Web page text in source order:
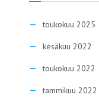
toukokuu 2025
kesäkuu 2022
toukokuu 2022
tammikuu 2022